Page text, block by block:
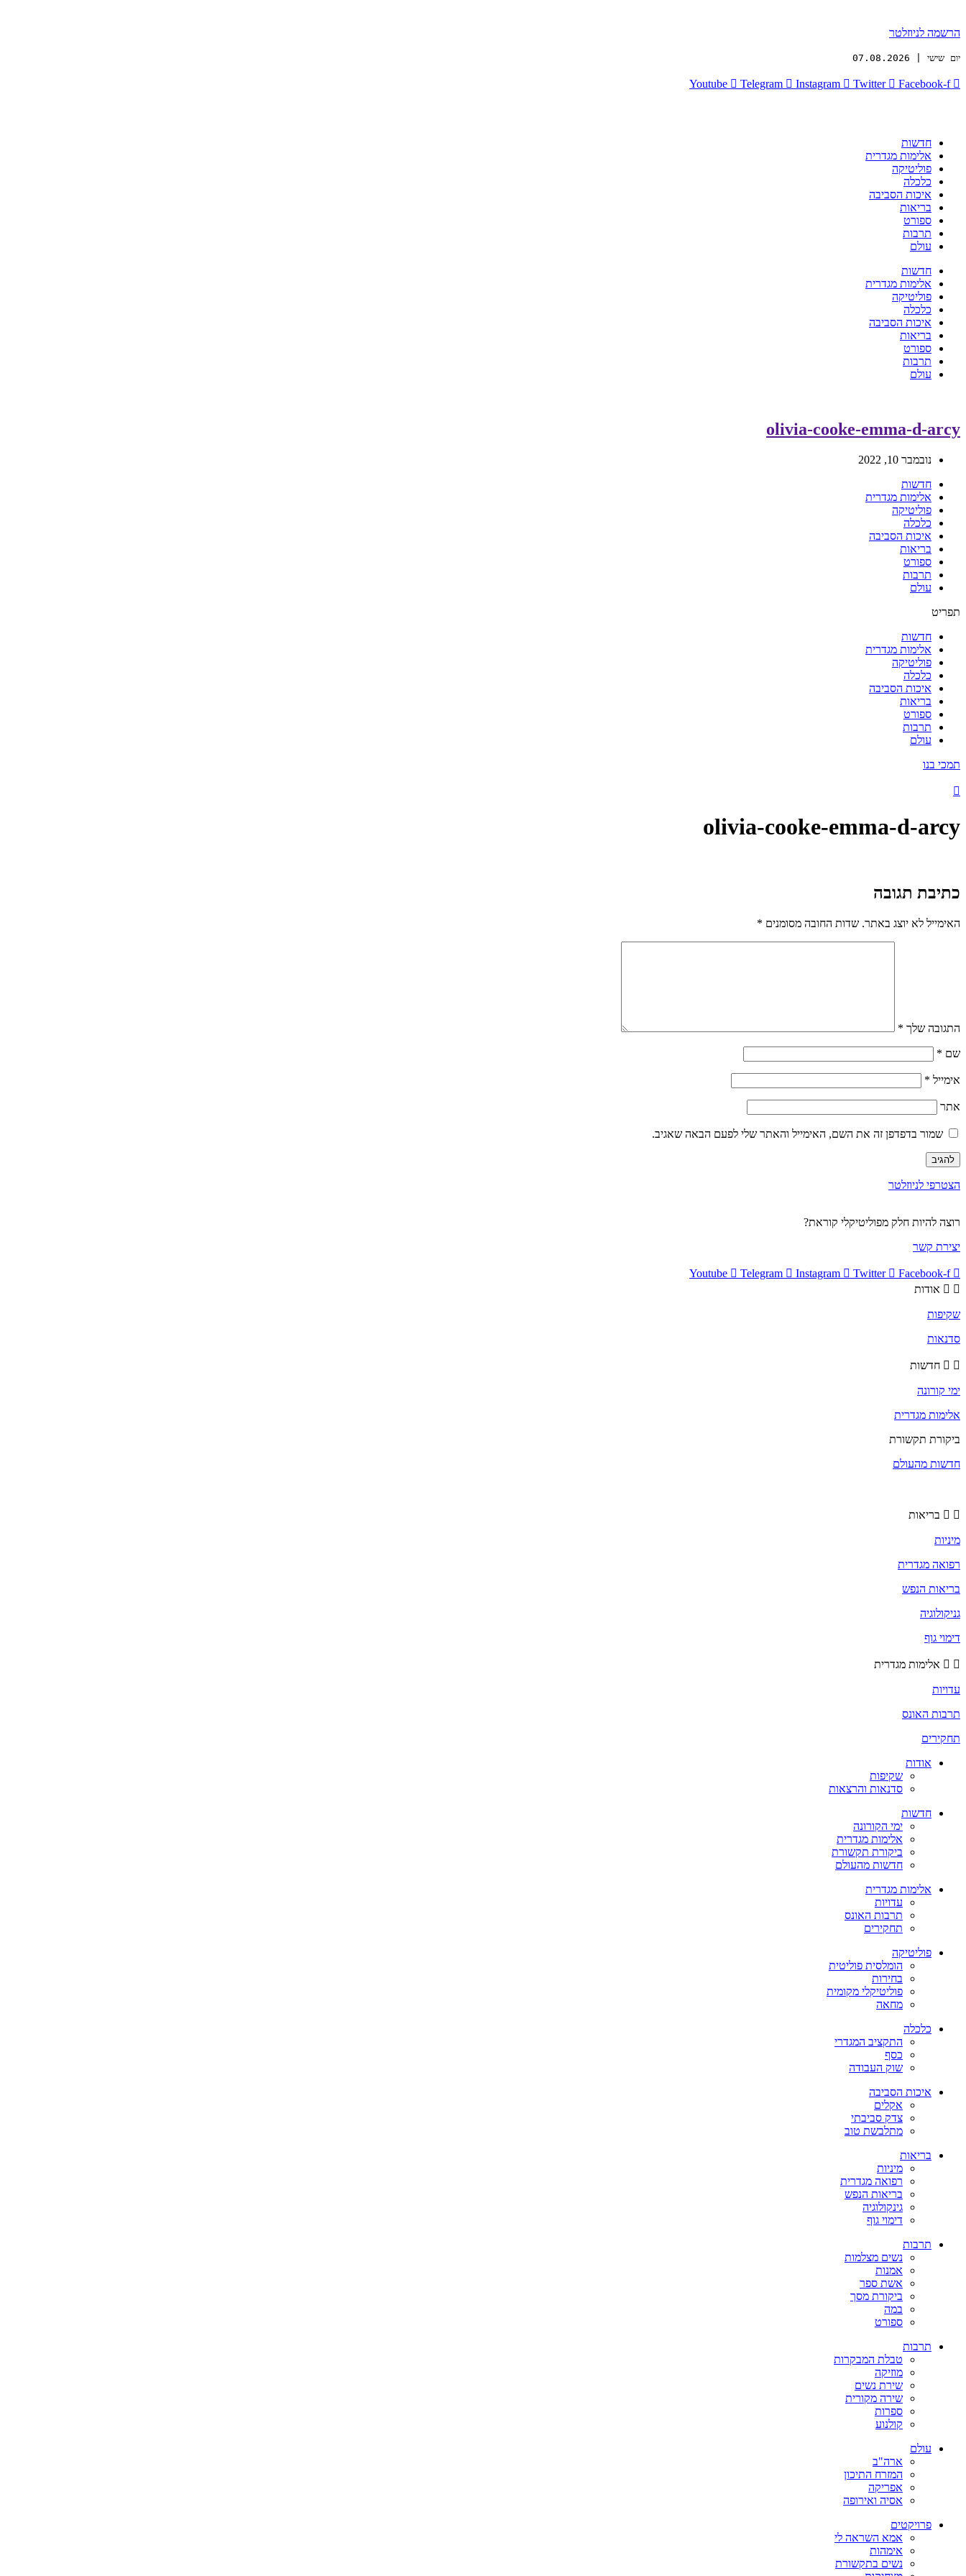
הרשמה לניוזלטר
יום שישי | 07.08.2026
Youtube Telegram Instagram Twitter Facebook-f
חדשות
אלימות מגדרית
פוליטיקה
כלכלה
איכות הסביבה
בריאות
ספורט
תרבות
עולם
חדשות
אלימות מגדרית
פוליטיקה
כלכלה
איכות הסביבה
בריאות
ספורט
תרבות
עולם
olivia-cooke-emma-d-arcy
נובמבר 10, 2022
חדשות
אלימות מגדרית
פוליטיקה
כלכלה
איכות הסביבה
בריאות
ספורט
תרבות
עולם
תפריט
חדשות
אלימות מגדרית
פוליטיקה
כלכלה
איכות הסביבה
בריאות
ספורט
תרבות
עולם
תמכי בנו
olivia-cooke-emma-d-arcy
כתיבת תגובה
האימייל לא יוצג באתר. שדות החובה מסומנים *
התגובה שלך *
שם *
אימייל *
אתר
שמור בדפדפן זה את השם, האימייל והאתר שלי לפעם הבאה שאגיב.
הצטרפי לניוזלטר
רוצה להיות חלק מפוליטיקלי קוראת?
יצירת קשר
Youtube Telegram Instagram Twitter
Facebook-f
אודות
שקיפות
סדנאות
חדשות
ימי קורונה
אלימות מגדרית
ביקורת תקשורת
חדשות מהעולם
בריאות
מיניות
רפואה מגדרית
בריאות הנפש
גניקולוגיה
דימוי גוף
אלימות מגדרית
עדויות
תרבות האונס
תחקירים
אודות
שקיפות
סדנאות והרצאות
חדשות
ימי הקורונה
אלימות מגדרית
ביקורת תקשורת
חדשות מהעולם
אלימות מגדרית
עדויות
תרבות האונס
תחקירים
פוליטיקה
הומלסית פוליטית
בחירות
פוליטיקלי מקומית
מחאה
כלכלה
התקציב המגדרי
כסף
שוק העבודה
איכות הסביבה
אקלים
צדק סביבתי
מתלבשת טוב
בריאות
מיניות
רפואה מגדרית
בריאות הנפש
גינקולוגיה
דימוי גוף
תרבות
נשים מצלמות
אמנות
אשת ספר
ביקורת מסך
במה
ספורט
תרבות
טבלת המבקרות
מוזיקה
שירת נשים
שירה מקורית
ספרות
קולנוע
עולם
ארה"ב
המזרח התיכון
אפריקה
אסיה ואירופה
פרויקטים
אמא השראה לי
אימהות
נשים בתקשורת